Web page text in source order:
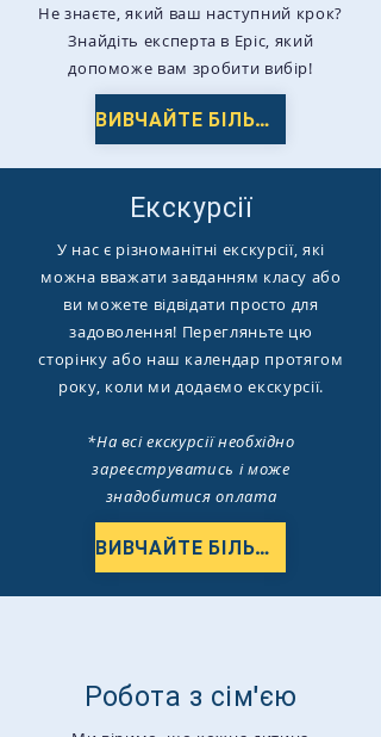
Не знаєте, який ваш наступний крок?
Знайдіть експерта в Epic, який
допоможе вам зробити вибір!
ВИВЧАЙТЕ БІЛЬШЕ
Екскурсії
У нас є різноманітні екскурсії, які
можна вважати завданням класу або
ви можете відвідати просто для
задоволення! Перегляньте цю
сторінку або наш календар протягом
року, коли ми додаємо екскурсії.
*На всі екскурсії необхідно
зареєструватись і може
знадобитися оплата
ВИВЧАЙТЕ БІЛЬШЕ
Робота з сім'єю